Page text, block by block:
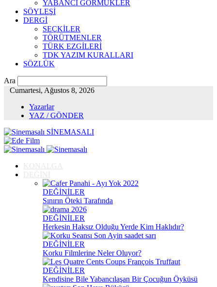
YABANCI GÖRMÜKLER
SÖYLEŞİ
DERGİ
SEÇKİLER
TÖRÜTMENLER
TÜRK EZGİLERİ
TDK YAZIM KURALLARI
SÖZLÜK
Ara
Cumartesi, Ağustos 8, 2026
Yazarlar
YAZ / GÖNDER
SİNEMASALI
KONALGA
DEĞİNİ
DEĞİNİLER
Sınırın Öteki Tarafında
DEĞİNİLER
Herkesin Haksız Olduğu Yerde Kim Haklıdır?
DEĞİNİLER
Korku Filmlerine Neler Oluyor?
DEĞİNİLER
Kendisine Bile Yabancılaşan Bir Çocuğun Öyküsü